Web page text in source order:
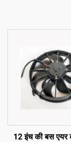
12 इंच की बस एयर